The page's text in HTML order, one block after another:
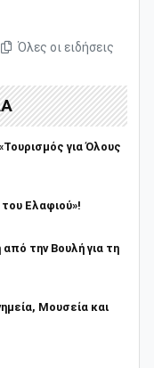
Όλες οι ειδήσεις
για Όλους
Ελαφιού»!
την Βουλή για τη
Μουσεία και